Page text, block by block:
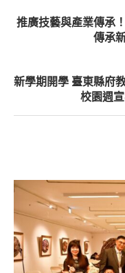
推廣技藝與產業傳承
傳承
新學期開學 臺東縣府
校園週